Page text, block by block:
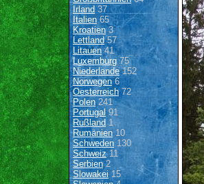
Irland 37
Italien65
Kroatien3
Lettland57
Litauen41
Luxemburg 75
Niederlande152
Norwegen6
Oesterreich72
Polen 241
Portugal91
Rußland 1
Rumänien10
Schweden 130
Schweiz11
Serbien2
Slowakei15